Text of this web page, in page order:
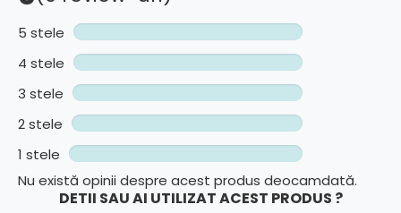
5 stele
4 stele
3 stele
2 stele
1 stele
Nu există opinii despre acest produs deocamdată.
DETII SAU AI UTILIZAT ACEST PRODUS ?